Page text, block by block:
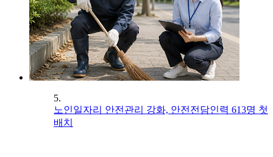
5.
노인일자리 안전관리 강화, 안전전담인력 613명 첫
배치